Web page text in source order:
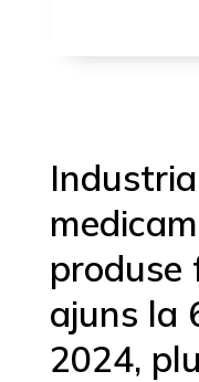
produse
ajuns la
2024,